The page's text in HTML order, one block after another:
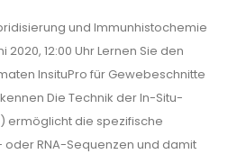
und Immunhistochemie
2020, 12:00 Uhr Lernen Sie den
InsituPro für Gewebeschnitte
Die Technik der In-Situ-
ermöglicht die spezifische
oder RNA-Sequenzen und damit